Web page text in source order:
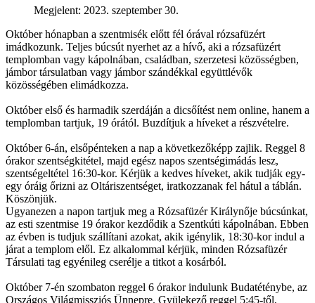
Megjelent: 2023. szeptember 30.
Október hónapban a szentmisék előtt fél órával rózsafüzért
imádkozunk. Teljes búcsút nyerhet az a hívő, aki a rózsafüzért
templomban vagy kápolnában, családban, szerzetesi közösségben,
jámbor társulatban vagy jámbor szándékkal együttlévők
közösségében elimádkozza.
Október első és harmadik szerdáján a dicsőítést nem online, hanem a
templomban tartjuk, 19 órától. Buzdítjuk a híveket a részvételre.
Október 6-án, elsőpénteken a nap a következőképp zajlik. Reggel 8
órakor szentségkitétel, majd egész napos szentségimádás lesz,
szentségeltétel 16:30-kor. Kérjük a kedves híveket, akik tudják egy-
egy óráig őrizni az Oltáriszentséget, iratkozzanak fel hátul a táblán.
Köszönjük.
Ugyanezen a napon tartjuk meg a Rózsafüzér Királynője búcsúnkat,
az esti szentmise 19 órakor kezdődik a Szentkúti kápolnában. Ebben
az évben is tudjuk szállítani azokat, akik igénylik, 18:30-kor indul a
járat a templom elől. Ez alkalommal kérjük, minden Rózsafüzér
Társulati tag egyénileg cserélje a titkot a kosárból.
Október 7-én szombaton reggel 6 órakor indulunk Budatéténybe, az
Országos Világmissziós Ünnepre. Gyülekező reggel 5:45-től,